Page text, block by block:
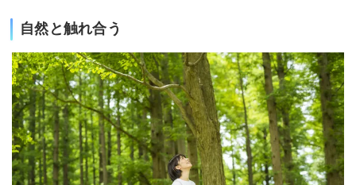
自然と触れ合う